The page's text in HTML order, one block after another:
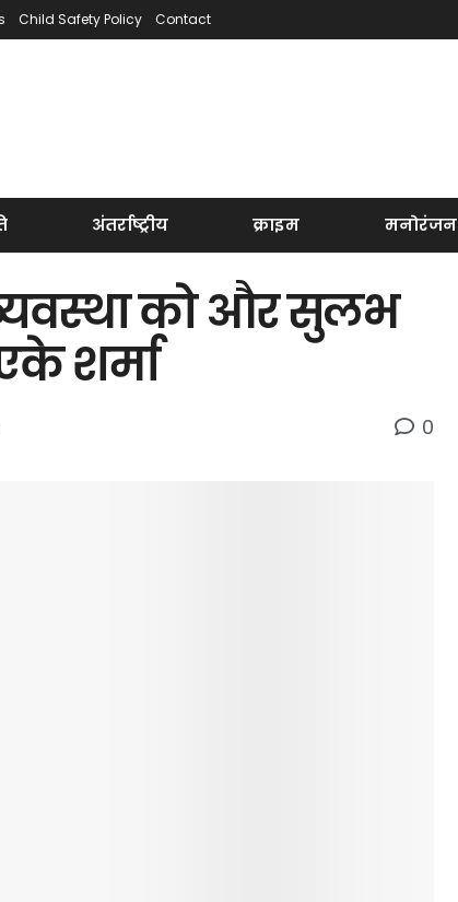
Child Safety Policy Contact
अंतर्राष्ट्रीय क्राइम मनोरंजन
को और सुलभ
शर्मा
0